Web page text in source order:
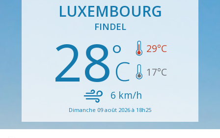
LUXEMBOURG
FINDEL
28 29°C
17°C
6 km/h
Dimanche 09 août 2026 à 18h25